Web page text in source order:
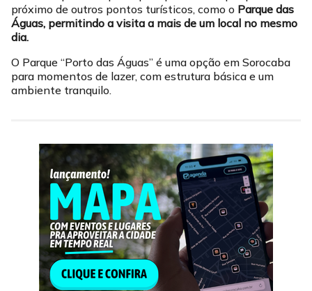
próximo de outros pontos turísticos, como o Parque das
Águas, permitindo a visita a mais de um local no mesmo
dia.
O Parque “Porto das Águas” é uma opção em Sorocaba
para momentos de lazer, com estrutura básica e um
ambiente tranquilo.